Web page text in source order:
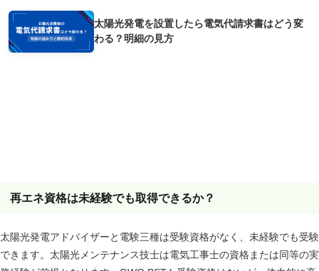
太陽光発電を設置したら電気代請求書はどう変
わる？明細の見方
再エネ資格は未経験でも取得できるか？
太陽光発電アドバイザーと電験三種は受験資格がなく、未経験でも受験
できます。太陽光メンテナンス技士は電気工事士の資格または同等の実